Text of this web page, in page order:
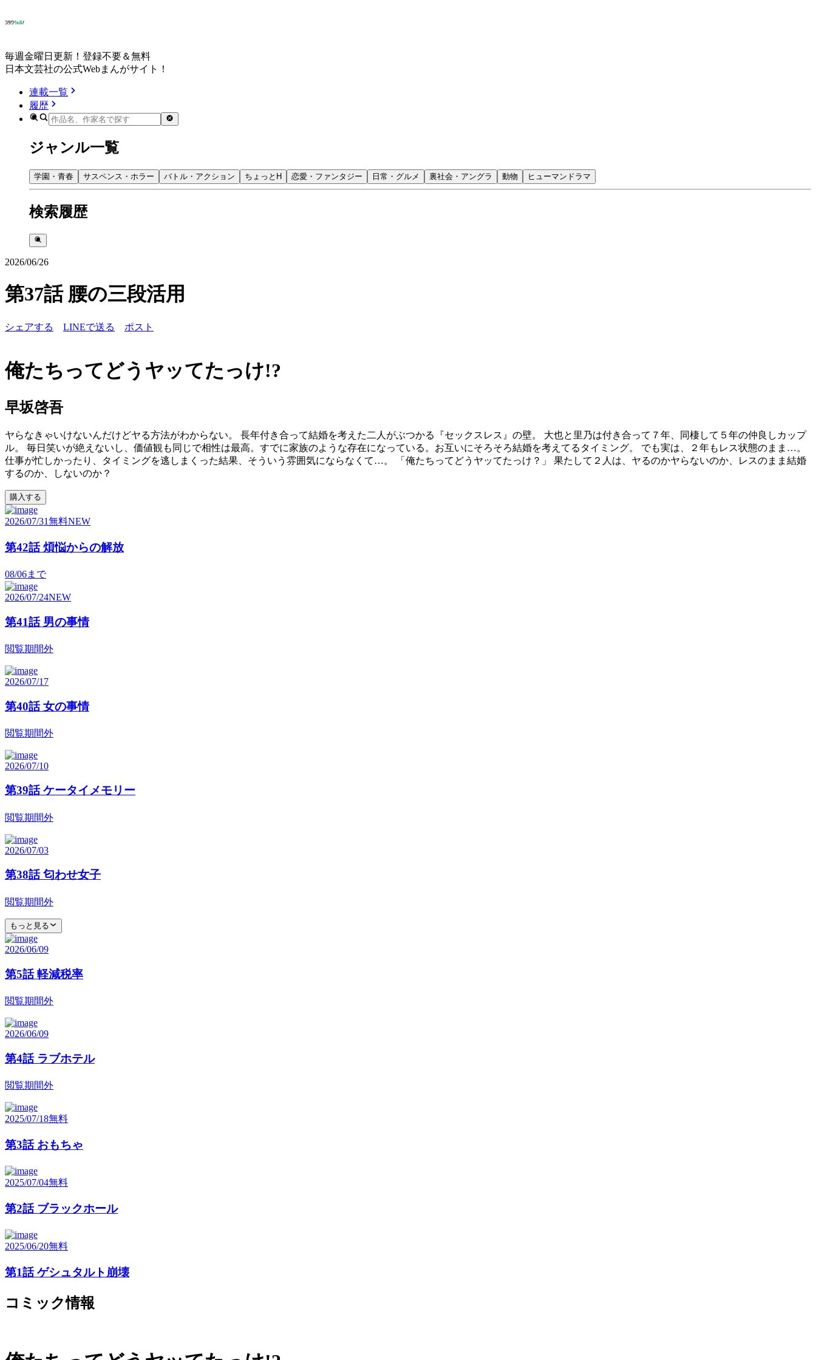
毎週金曜日更新！登録不要＆無料
日本文芸社の公式Webまんがサイト！
連載一覧
履歴
ジャンル一覧
学園・青春 サスペンス・ホラー バトル・アクション ちょっとH 恋愛・ファンタジー 日常・グルメ 裏社会・アングラ 動物 ヒューマンドラマ
検索履歴
2026/06/26
第37話 腰の三段活用
シェアする LINEで送る ポスト
俺たちってどうヤッてたっけ!?
早坂啓吾
ヤらなきゃいけないんだけどヤる方法がわからない。 長年付き合って結婚を考えた二人がぶつかる『セックスレス』の壁。 大也と里乃は付き合って７年、同棲して５年の仲良しカップ
ル。 毎日笑いが絶えないし、価値観も同じで相性は最高。すでに家族のような存在になっている。お互いにそろそろ結婚を考えてるタイミング。 でも実は、２年もレス状態のまま…。
仕事が忙しかったり、タイミングを逃しまくった結果、そういう雰囲気にならなくて…。 「俺たちってどうヤッてたっけ？」 果たして２人は、ヤるのかヤらないのか、レスのまま結婚
するのか、しないのか？
購入する
2026/07/31無料NEW
第42話 煩悩からの解放
08/06まで
2026/07/24NEW
第41話 男の事情
閲覧期間外
2026/07/17
第40話 女の事情
閲覧期間外
2026/07/10
第39話 ケータイメモリー
閲覧期間外
2026/07/03
第38話 匂わせ女子
閲覧期間外
もっと見る
2026/06/09
第5話 軽減税率
閲覧期間外
2026/06/09
第4話 ラブホテル
閲覧期間外
2025/07/18無料
第3話 おもちゃ
2025/07/04無料
第2話 ブラックホール
2025/06/20無料
第1話 ゲシュタルト崩壊
コミック情報